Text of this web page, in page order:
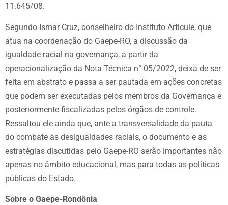
11.645/08.
Segundo Ismar Cruz, conselheiro do Instituto Articule, que
atua na coordenação do Gaepe-RO, a discussão da
igualdade racial na governança, a partir da
operacionalização da Nota Técnica n° 05/2022, deixa de ser
feita em abstrato e passa a ser pautada em ações concretas
que podem ser executadas pelos membros da Governança e
posteriormente fiscalizadas pelos órgãos de controle.
Ressaltou ele ainda que, ante a transversalidade da pauta
do combate às desigualdades raciais, o documento e as
estratégias discutidas pelo Gaepe-RO serão importantes não
apenas no âmbito educacional, mas para todas as políticas
públicas do Estado.
Sobre o Gaepe-Rondônia